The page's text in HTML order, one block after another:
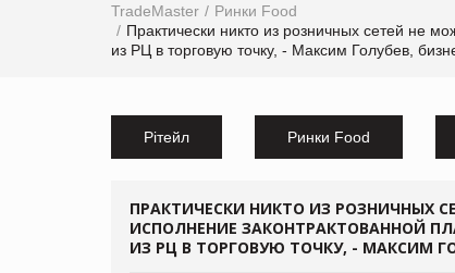
TradeMaster
Ринки Food
Практически никто из розничных сетей не
из РЦ в торговую точку, - Максим Голубев,
Рітейл Ринки Food
ПРАКТИЧЕСКИ НИКТО ИЗ РОЗНИЧНЫХ
ИСПОЛНЕНИЕ ЗАКОНТРАКТОВАННОЙ
ИЗ РЦ В ТОРГОВУЮ ТОЧКУ, - МАКСИМ